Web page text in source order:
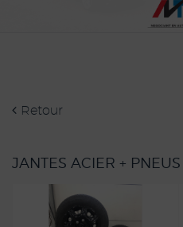
Retour
JANTES ACIER +